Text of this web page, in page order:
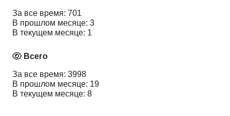
За все время: 701
В прошлом месяце: 3
В текущем месяце: 1
Всего
За все время: 3998
В прошлом месяце: 19
В текущем месяце: 8